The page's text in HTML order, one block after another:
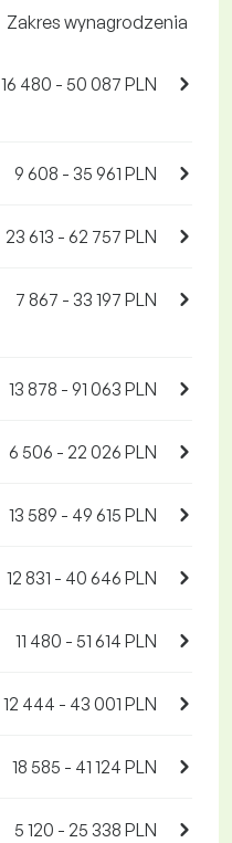
Zakres wynagrodzenia
16 480 - 50 087 PLN
9 608 - 35 961 PLN
23 613 - 62 757 PLN
7 867 - 33 197 PLN
13 878 - 91 063 PLN
6 506 - 22 026 PLN
13 589 - 49 615 PLN
12 831 - 40 646 PLN
11 480 - 51 614 PLN
12 444 - 43 001 PLN
18 585 - 41 124 PLN
5 120 - 25 338 PLN